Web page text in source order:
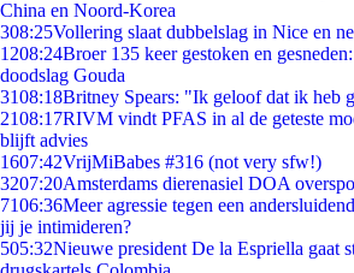
China en Noord-Korea
308:25Vollering slaat dubbelslag in Nice en
1208:24Broer 135 keer gestoken en
doodslag Gouda
3108:18Britney Spears: "Ik geloof dat ik heb
2108:17RIVM vindt PFAS in al de geteste
blijft advies
1607:42VrijMiBabes #316 (not very sfw!)
3207:20Amsterdams dierenasiel DOA
7106:36Meer agressie tegen een
jij je intimideren?
505:32Nieuwe president De la Espriella gaat